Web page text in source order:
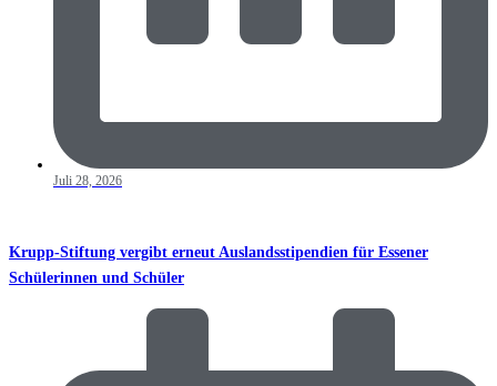
Juli 28, 2026
Krupp-Stiftung vergibt erneut Auslandsstipendien für Essener
Schülerinnen und Schüler